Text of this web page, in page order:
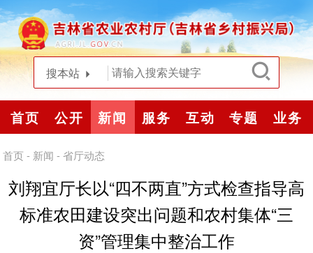
搜本站
首页 公开 新闻 服务 互动 专题 业务
首页 - 新闻 -省厅动态
刘翔宜厅长以“四不两直”方式检查指导高
标准农田建设突出问题和农村集体“三
资”管理集中整治工作